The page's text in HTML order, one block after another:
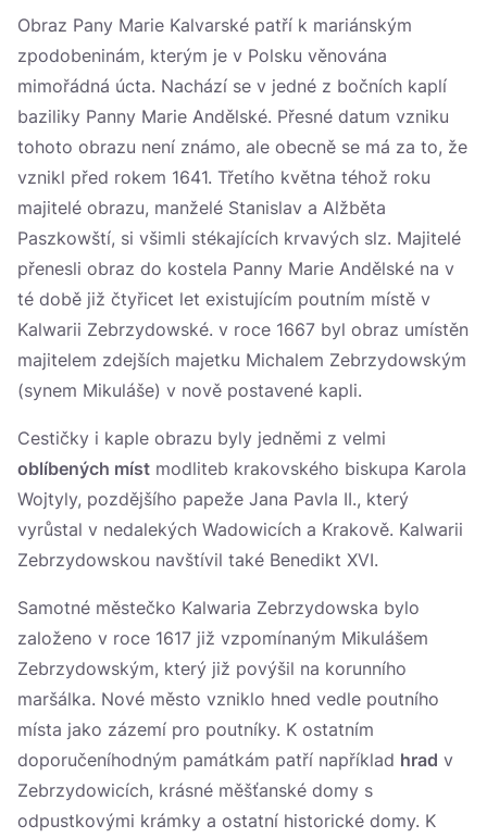
Obraz Pany Marie Kalvarské patří k mariánským
zpodobeninám, kterým je v Polsku věnována
mimořádná úcta. Nachází se v jedné z bočních kaplí
baziliky Panny Marie Andělské. Přesné datum vzniku
tohoto obrazu není známo, ale obecně se má za to, že
vznikl před rokem 1641. Třetího května téhož roku
majitelé obrazu, manželé Stanislav a Alžběta
Paszkowští, si všimli stékajících krvavých slz. Majitelé
přenesli obraz do kostela Panny Marie Andělské na v
té době již čtyřicet let existujícím poutním místě v
Kalwarii Zebrzydowské. v roce 1667 byl obraz umístěn
majitelem zdejších majetku Michalem Zebrzydowským
(synem Mikuláše) v nově postavené kapli.
Cestičky i kaple obrazu byly jedněmi z velmi
oblíbených míst modliteb krakovského biskupa Karola
Wojtyly, pozdějšího papeže Jana Pavla II., který
vyrůstal v nedalekých Wadowicích a Krakově. Kalwarii
Zebrzydowskou navštívil také Benedikt XVI.
Samotné městečko Kalwaria Zebrzydowska bylo
založeno v roce 1617 již vzpomínaným Mikulášem
Zebrzydowským, který již povýšil na korunního
maršálka. Nové město vzniklo hned vedle poutního
místa jako zázemí pro poutníky. K ostatním
doporučeníhodným památkám patří například hrad v
Zebrzydowicích, krásné měšťanské domy s
odpustkovými krámky a ostatní historické domy. K